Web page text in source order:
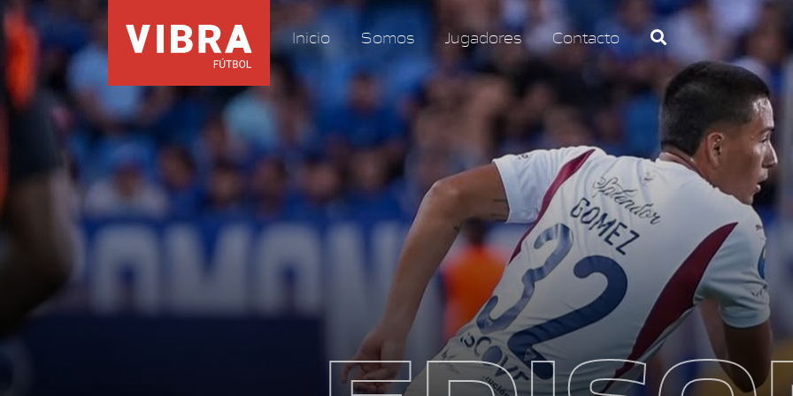
Inicio Somos Jugadores Contacto